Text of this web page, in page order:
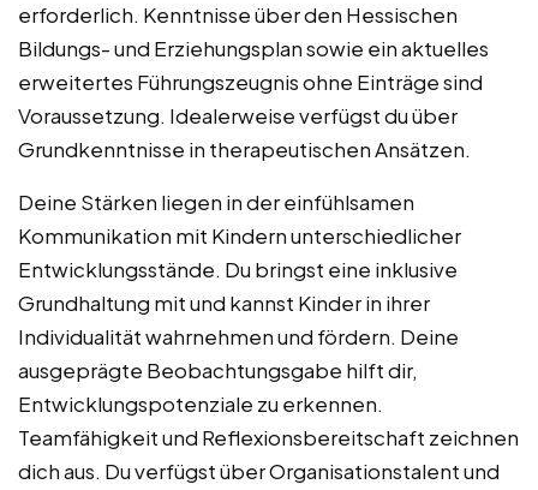
erforderlich. Kenntnisse über den Hessischen
Bildungs- und Erziehungsplan sowie ein aktuelles
erweitertes Führungszeugnis ohne Einträge sind
Voraussetzung. Idealerweise verfügst du über
Grundkenntnisse in therapeutischen Ansätzen.
Deine Stärken liegen in der einfühlsamen
Kommunikation mit Kindern unterschiedlicher
Entwicklungsstände. Du bringst eine inklusive
Grundhaltung mit und kannst Kinder in ihrer
Individualität wahrnehmen und fördern. Deine
ausgeprägte Beobachtungsgabe hilft dir,
Entwicklungspotenziale zu erkennen.
Teamfähigkeit und Reflexionsbereitschaft zeichnen
dich aus. Du verfügst über Organisationstalent und